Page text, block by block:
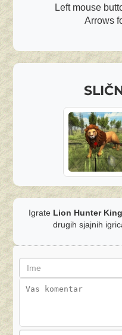
Left mouse
Arrows
Igrate Lion Hunter King
drugih sjajnih